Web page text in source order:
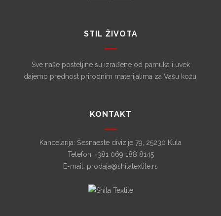
STIL ŽIVOTA
Sve naše posteljine su izrađene od pamuka i uvek
dajemo prednost prirodnim materijalima za Vašu kožu.
KONTAKT
Kancelarija: Šesnaeste divizije 79, 25230 Kula
Telefon: +381 069 188 8145
E-mail: prodaja@shilatextile.rs